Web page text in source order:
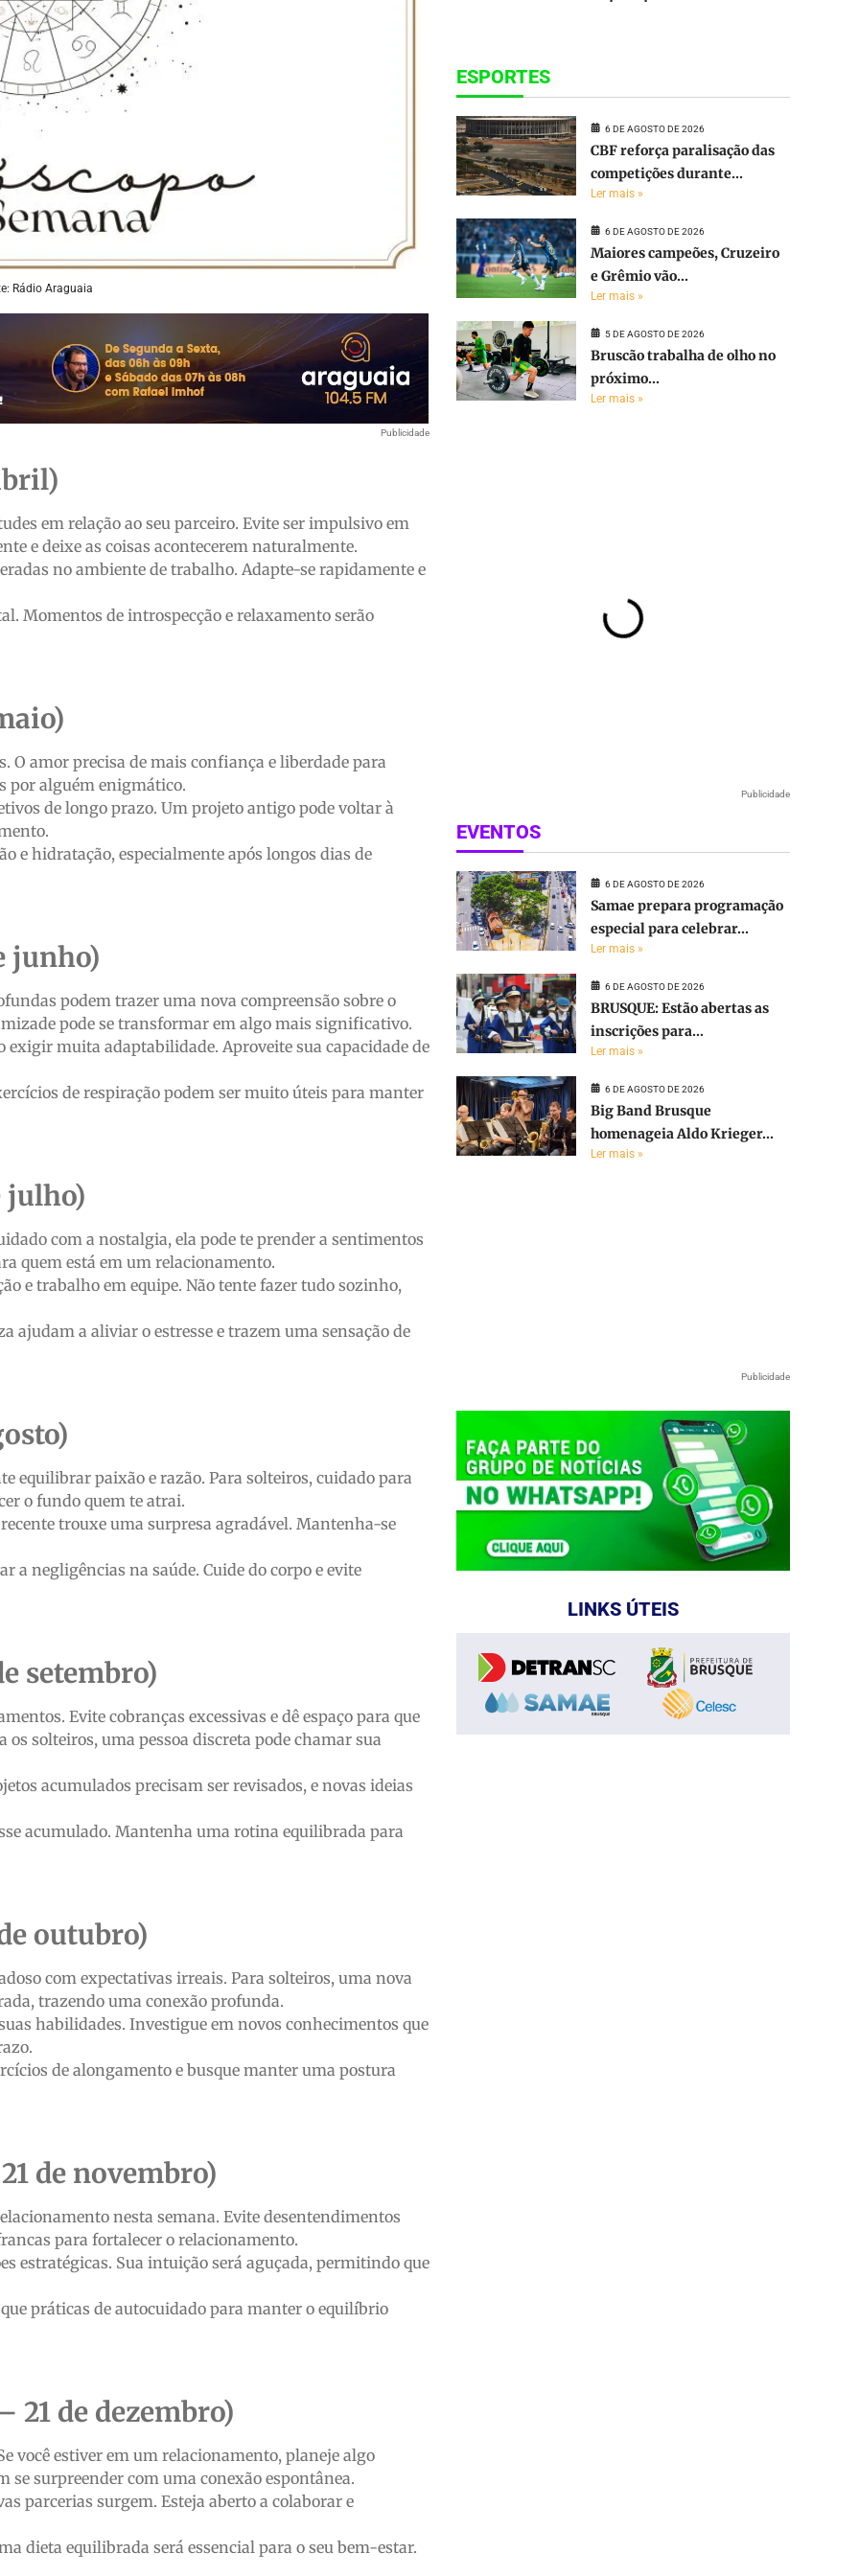
Rádio Araguaia
Publicidade
em relação ao seu parceiro. Evite ser impulsivo em
e deixe as coisas acontecerem naturalmente.
no ambiente de trabalho. Adapte-se rapidamente e
Momentos de introspecção e relaxamento serão
O amor precisa de mais confiança e liberdade para
por alguém enigmático.
de longo prazo. Um projeto antigo pode voltar à
e hidratação, especialmente após longos dias de
junho)
podem trazer uma nova compreensão sobre o
pode se transformar em algo mais significativo.
exigir muita adaptabilidade. Aproveite sua capacidade de
de respiração podem ser muito úteis para manter
julho)
com a nostalgia, ela pode te prender a sentimentos
quem está em um relacionamento.
e trabalho em equipe. Não tente fazer tudo sozinho,
ajudam a aliviar o estresse e trazem uma sensação de
equilibrar paixão e razão. Para solteiros, cuidado para
o fundo quem te atrai.
trouxe uma surpresa agradável. Mantenha-se
a negligências na saúde. Cuide do corpo e evite
setembro)
Evite cobranças excessivas e dê espaço para que
solteiros, uma pessoa discreta pode chamar sua
acumulados precisam ser revisados, e novas ideias
acumulado. Mantenha uma rotina equilibrada para
outubro)
com expectativas irreais. Para solteiros, uma nova
trazendo uma conexão profunda.
habilidades. Investigue em novos conhecimentos que
de alongamento e busque manter uma postura
de novembro)
nesta semana. Evite desentendimentos
para fortalecer o relacionamento.
estratégicas. Sua intuição será aguçada, permitindo que
práticas de autocuidado para manter o equilíbrio
21 de dezembro)
você estiver em um relacionamento, planeje algo
surpreender com uma conexão espontânea.
parcerias surgem. Esteja aberto a colaborar e
dieta equilibrada será essencial para o seu bem-estar.
ESPORTES
6 DE AGOSTO DE 2026
CBF reforça paralisação das
competições durante...
Ler mais »
6 DE AGOSTO DE 2026
Maiores campeões, Cruzeiro
e Grêmio vão...
Ler mais »
5 DE AGOSTO DE 2026
Bruscão trabalha de olho no
próximo...
Ler mais »
Publicidade
EVENTOS
6 DE AGOSTO DE 2026
Samae prepara programação
especial para celebrar...
Ler mais »
6 DE AGOSTO DE 2026
BRUSQUE: Estão abertas as
inscrições para...
Ler mais »
6 DE AGOSTO DE 2026
Big Band Brusque
homenageia Aldo Krieger...
Ler mais »
Publicidade
LINKS ÚTEIS